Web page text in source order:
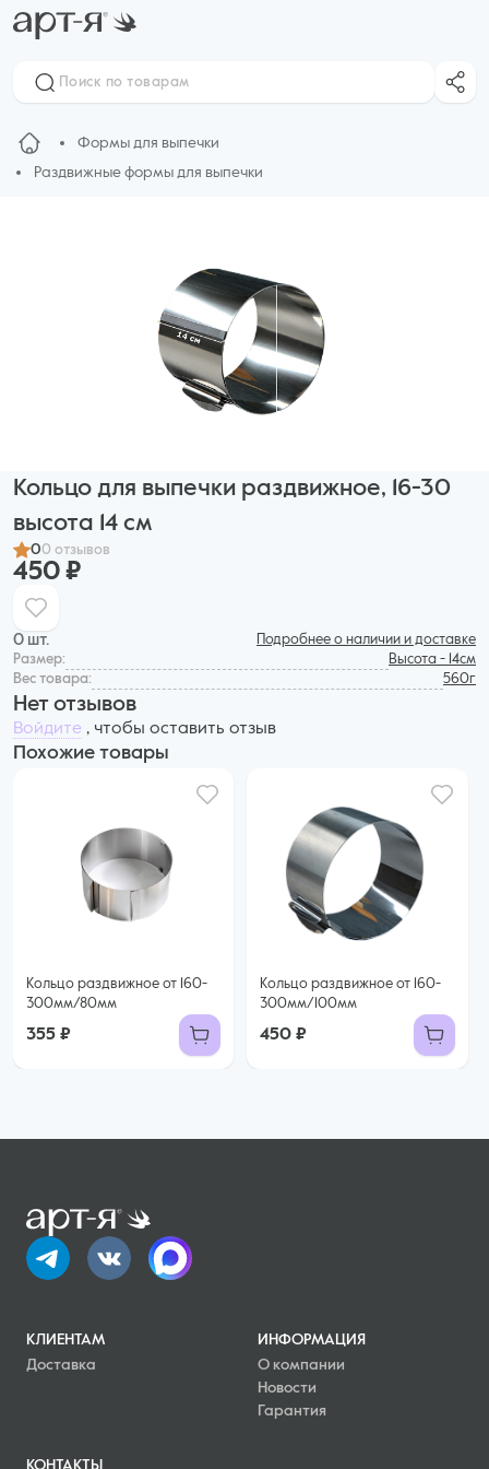
Формы для выпечки
Раздвижные формы для выпечки
Кольцо для выпечки раздвижное, 16-30
высота 14 см
00 отзывов
450 ₽
0 шт.
Подробнее о наличии и доставке
Размер:
Высота - 14см
Вес товара:
560г
Нет отзывов
Войдите , чтобы оставить отзыв
Похожие товары
Кольцо раздвижное от 160-
300мм/80мм
355 ₽
Кольцо раздвижное от 160-
300мм/100мм
450 ₽
КЛИЕНТАМ
Доставка
ИНФОРМАЦИЯ
О компании
Новости
Гарантия
КОНТАКТЫ